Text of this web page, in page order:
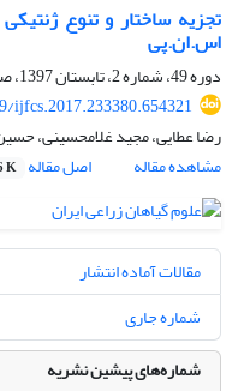
تجزیه ساختار و تنوع
اس.ان.پی
دوره 49، شماره 2، تابستان 1397، صفحه
ijfcs.2017.233380.654321
رضا عطایی، مجید غلامحسینی،
مشاهده مقاله
اصل مقاله K
مقالات آماده انتشار
شماره جاری
شماره‌های پیشین نشریه